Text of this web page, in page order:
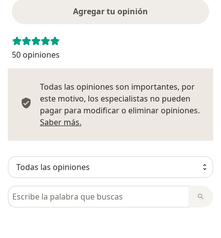
Agregar tu opinión
50 opiniones
Todas las opiniones son importantes, por
este motivo, los especialistas no pueden
pagar para modificar o eliminar opiniones.
Saber más.
Busca en opiniones